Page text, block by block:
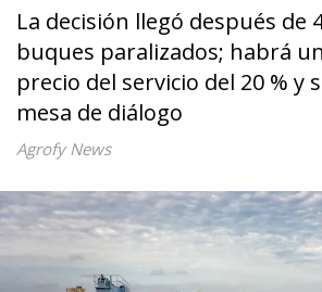
La decisión llegó después de
buques paralizados; habrá
precio del servicio del 20 % y
mesa de diálogo
Agrofy News